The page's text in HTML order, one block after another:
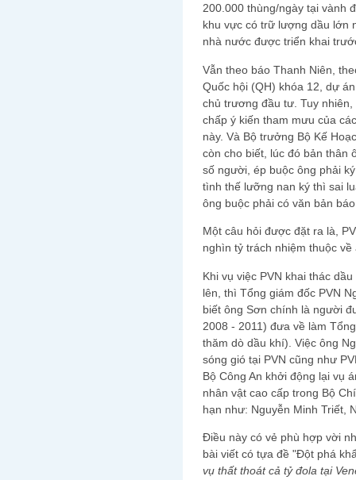
200.000 thùng/ngày tại vành
khu vực có trữ lượng dầu lớn
nhà nước được triển khai
Vẫn theo báo Thanh Niên,
Quốc hội (QH) khóa 12, dự
chủ trương đầu tư. Tuy
chấp ý kiến tham mưu của
này. Và Bộ trưởng Bộ Kế
còn cho biết, lúc đó bản thân
số người, ép buộc ông phải
tình thế lưỡng nan ký thì sai
ông buộc phải có văn bản
Một câu hỏi được đặt ra là,
nghìn tỷ trách nhiệm thuộc về
Khi vụ việc PVN khai thác
lên, thì Tổng giám đốc PVN
biết ông Sơn chính là người
2008 - 2011) đưa về làm
thăm dò dầu khí). Việc ông
sóng gió tại PVN cũng như
Bộ Công An khởi động lại vụ
nhân vật cao cấp trong Bộ
hạn như: Nguyễn Minh Triết,
Điều này có vẻ phù hợp vời
bài viết có tựa đề "Đột phá
vụ thất thoát cả tỷ đola tại